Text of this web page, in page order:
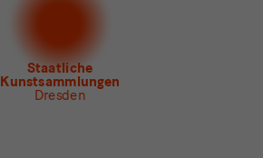
für Sächsische Volkskunst
Staatliche
Kunstsammlungen
Dresden